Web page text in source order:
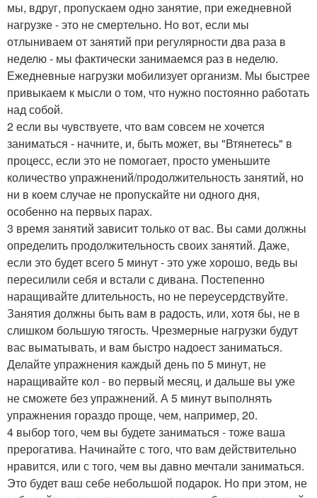
мы, вдруг, пропускаем одно занятие, при ежедневной
нагрузке - это не смертельно. Но вот, если мы
отлыниваем от занятий при регулярности два раза в
неделю - мы фактически занимаемся раз в неделю.
Ежедневные нагрузки мобилизует организм. Мы быстрее
привыкаем к мысли о том, что нужно постоянно работать
над собой.
2 если вы чувствуете, что вам совсем не хочется
заниматься - начните, и, быть может, вы "Втянетесь" в
процесс, если это не помогает, просто уменьшите
количество упражнений/продолжительность занятий, но
ни в коем случае не пропускайте ни одного дня,
особенно на первых парах.
3 время занятий зависит только от вас. Вы сами должны
определить продолжительность своих занятий. Даже,
если это будет всего 5 минут - это уже хорошо, ведь вы
пересилили себя и встали с дивана. Постепенно
наращивайте длительность, но не переусердствуйте.
Занятия должны быть вам в радость, или, хотя бы, не в
слишком большую тягость. Чрезмерные нагрузки будут
вас выматывать, и вам быстро надоест заниматься.
Делайте упражнения каждый день по 5 минут, не
наращивайте кол - во первый месяц, и дальше вы уже
не сможете без упражнений. А 5 минут выполнять
упражнения гораздо проще, чем, например, 20.
4 выбор того, чем вы будете заниматься - тоже ваша
прерогатива. Начинайте с того, что вам действительно
нравится, или с того, чем вы давно мечтали заниматься.
Это будет ваш себе небольшой подарок. Но при этом, не